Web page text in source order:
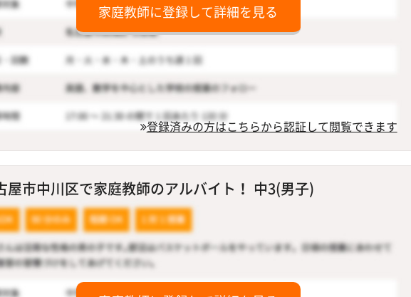
家庭教師に登録して詳細を見る
登録済みの方はこちらから認証して閲覧できます
屋市中川区で家庭教師のアルバイト！ 中3(男子)